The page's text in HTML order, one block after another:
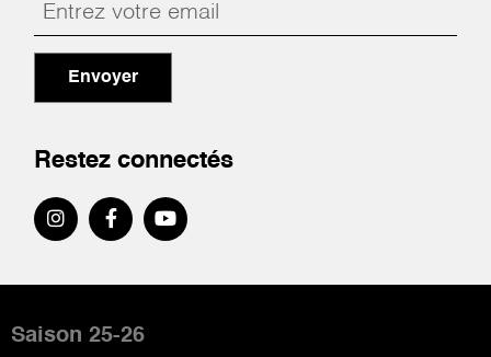
Envoyer
Restez connectés
de
Saison 25-26